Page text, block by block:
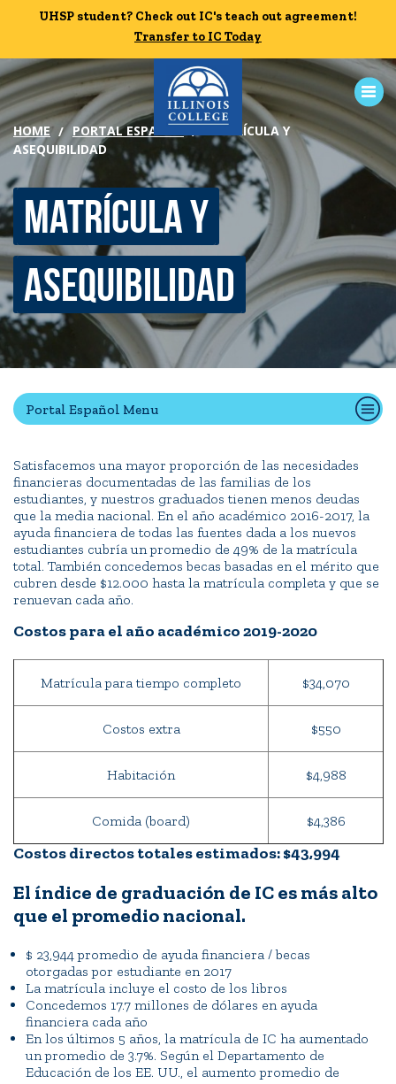
Skip to main content
UHSP student? Check out IC's teach out agreement!
Transfer to IC Today
UHSP student? Check out IC's teach out agreement!
Transfer to IC Today
ABOUT
ACADEMICS
ADMISSION
CAMPUS LIFE
Campus Directory
Connect2
Employment Opportunities
Portal Español
HOME PORTAL ESPAÑOL
MATRÍCULA Y
ASEQUIBILIDAD
Matrícula y
Asequibilidad
Portal Español Menu
Satisfacemos una mayor proporción de las necesidades
financieras documentadas de las familias de los
estudiantes, y nuestros graduados tienen menos deudas
que la media nacional. En el año académico 2016-2017, la
ayuda financiera de todas las fuentes dada a los nuevos
estudiantes cubría un promedio de 49% de la matrícula
total. También concedemos becas basadas en el mérito que
cubren desde $12.000 hasta la matrícula completa y que se
renuevan cada año.
Costos para el año académico 2019-2020
Matrícula para tiempo completo $34,070
Costos extra $550
Habitación $4,988
Comida (board) $4,386
Costos directos totales estimados: $43,994
El índice de graduación de IC es más alto
que el promedio nacional.
$ 23,944 promedio de ayuda financiera / becas
otorgadas por estudiante en 2017
La matrícula incluye el costo de los libros
Concedemos 17.7 millones de dólares en ayuda
financiera cada año
En los últimos 5 años, la matrícula de IC ha aumentado
un promedio de 3.7%. Según el Departamento de
Educación de los EE. UU., el aumento promedio de